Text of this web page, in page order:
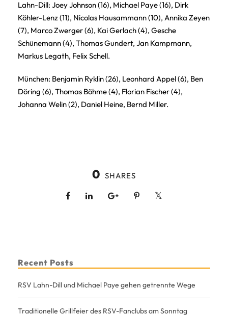
Lahn-Dill: Joey Johnson (16), Michael Paye (16), Dirk
Köhler-Lenz (11), Nicolas Hausammann (10), Annika Zeyen
(7), Marco Zwerger (6), Kai Gerlach (4), Gesche
Schünemann (4), Thomas Gundert, Jan Kampmann,
Markus Legath, Felix Schell.
München: Benjamin Ryklin (26), Leonhard Appel (6), Ben
Döring (6), Thomas Böhme (4), Florian Fischer (4),
Johanna Welin (2), Daniel Heine, Bernd Miller.
0 SHARES
Recent Posts
RSV Lahn-Dill und Michael Paye gehen getrennte Wege
Traditionelle Grillfeier des RSV-Fanclubs am Sonntag